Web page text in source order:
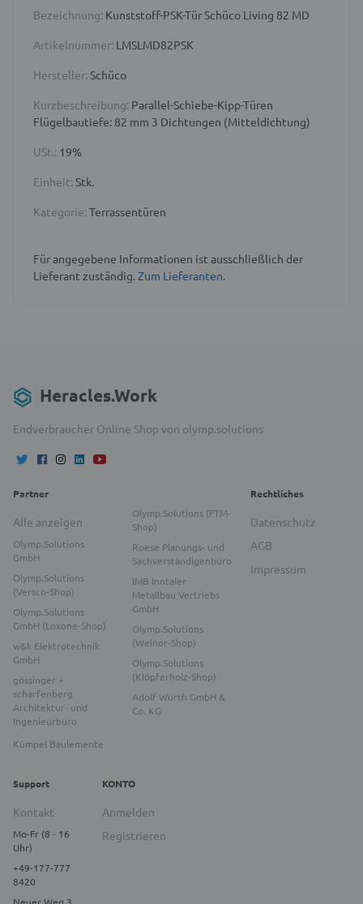
Bezeichnung: Kunststoff-PSK-Tür Schüco Living 82 MD
Artikelnummer: LMSLMD82PSK
Hersteller: Schüco
Kurzbeschreibung: Parallel-Schiebe-Kipp-Türen
Flügelbautiefe: 82 mm 3 Dichtungen (Mitteldichtung)
USt.: 19%
Einheit: Stk.
Kategorie: Terrassentüren
Für angegebene Informationen ist ausschließlich der
Lieferant zuständig.Zum Lieferanten.
Heracles.Work
Endverbraucher Online Shop von olymp.solutions
Partner
Alle anzeigen
Olymp.Solutions
GmbH
Olymp.Solutions
(Versco-Shop)
Olymp.Solutions
GmbH (Loxone-Shop)
w&k Elektrotechnik
GmbH
gössinger +
scharfenberg
Architektur- und
Ingenieurbüro
Kümpel Baulemente
Olymp.Solutions (FTM-
Shop)
Roese Planungs- und
Sachverständigenbüro
IMB Inntaler
Metallbau Vertriebs
GmbH
Olymp.Solutions
(Weinor-Shop)
Olymp.Solutions
(Klöpferholz-Shop)
Adolf Würth GmbH &
Co. KG
Rechtliches
Datenschutz
AGB
Impressum
Support
Kontakt
Mo-Fr (8 - 16
Uhr)
+49-177-777
8420
KONTO
Anmelden
Registrieren